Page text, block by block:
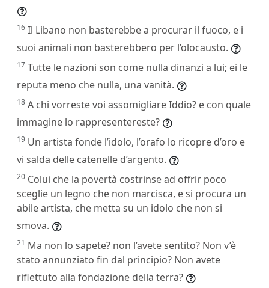
16 Il Libano non basterebbe a procurar il fuoco, e i
suoi animali non basterebbero per l’olocausto.
17 Tutte le nazioni son come nulla dinanzi a lui; ei le
reputa meno che nulla, una vanità.
18 A chi vorreste voi assomigliare Iddio? e con quale
immagine lo rappresentereste?
19 Un artista fonde l’idolo, l’orafo lo ricopre d’oro e
vi salda delle catenelle d’argento.
20 Colui che la povertà costrinse ad offrir poco
sceglie un legno che non marcisca, e si procura un
abile artista, che metta su un idolo che non si
smova.
21 Ma non lo sapete? non l’avete sentito? Non v’è
stato annunziato fin dal principio? Non avete
riflettuto alla fondazione della terra?